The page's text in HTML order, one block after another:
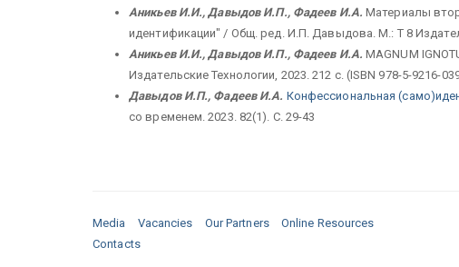
Аникьев И.И., Давыдов И.П., Фадеев И.А.Материалы
идентификации" / Общ. ред. И.П. Давыдова. М.: Т 8
Аникьев И.И., Давыдов И.П., Фадеев И.А.MAGNUM
Издательские Технологии, 2023. 212 с. (ISBN 978-5-9216-
Давыдов И.П., Фадеев И.А. Конфессиональная
со временем. 2023. 82(1). С. 29-43
Media Vacancies Our Partners
Online Resources
Contacts